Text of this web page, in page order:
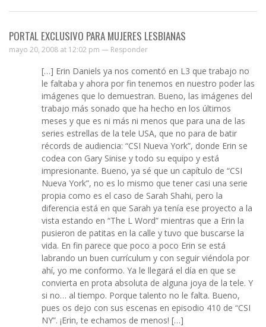
PORTAL EXCLUSIVO PARA MUJERES LESBIANAS
mayo 20, 2008 at 12:02 pm — Responder
[…] Erin Daniels ya nos comentó en L3 que trabajo no
le faltaba y ahora por fin tenemos en nuestro poder las
imágenes que lo demuestran. Bueno, las imágenes del
trabajo más sonado que ha hecho en los últimos
meses y que es ni más ni menos que para una de las
series estrellas de la tele USA, que no para de batir
récords de audiencia: “CSI Nueva York”, donde Erin se
codea con Gary Sinise y todo su equipo y está
impresionante. Bueno, ya sé que un capítulo de “CSI
Nueva York”, no es lo mismo que tener casi una serie
propia como es el caso de Sarah Shahi, pero la
diferencia está en que Sarah ya tenía ese proyecto a la
vista estando en “The L Word” mientras que a Erin la
pusieron de patitas en la calle y tuvo que buscarse la
vida. En fin parece que poco a poco Erin se está
labrando un buen currículum y con seguir viéndola por
ahí, yo me conformo. Ya le llegará el día en que se
convierta en prota absoluta de alguna joya de la tele. Y
si no… al tiempo. Porque talento no le falta. Bueno,
pues os dejo con sus escenas en episodio 410 de “CSI
NY”. ¡Erin, te echamos de menos! […]